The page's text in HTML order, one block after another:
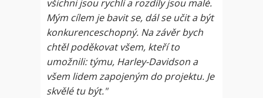
všichni jsou rychlí a rozdíly jsou malé.
Mým cílem je bavit se, dál se učit a být
konkurenceschopný. Na závěr bych
chtěl poděkovat všem, kteří to
umožnili: týmu, Harley-Davidson a
všem lidem zapojeným do projektu. Je
skvělé tu být."